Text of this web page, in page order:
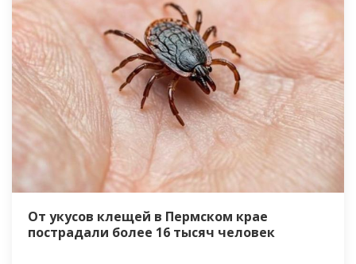
От укусов клещей в Пермском крае
пострадали более 16 тысяч человек